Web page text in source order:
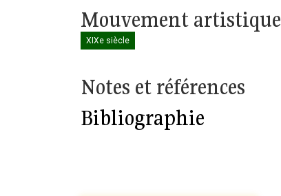
Mouvement artistique
XIXe siècle
Notes et références
Bibliographie